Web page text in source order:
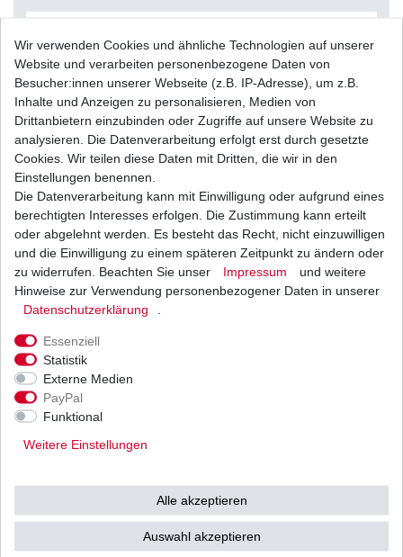
Filter
Ölfilter Hiflo HF621 HF 621 Artic Cat
UVP 11,22 € 9,16 € *
1 Stück | 9,16 € / Stück
inkl. ges. MwSt. zzgl.
Versand
Ab einem Warenwert von
500 Euro versenden wir
53783 Eitorf (
unbedingt Termin
Wir verwenden Cookies und ähnliche Technologien auf unserer
Website und verarbeiten personenbezogene Daten von
Besucher:innen unserer Webseite (z.B. IP-Adresse), um z.B.
Inhalte und Anzeigen zu personalisieren, Medien von
Drittanbietern einzubinden oder Zugriffe auf unsere Website zu
analysieren. Die Datenverarbeitung erfolgt erst durch gesetzte
Cookies. Wir teilen diese Daten mit Dritten, die wir in den
Einstellungen benennen.
Die Datenverarbeitung kann mit Einwilligung oder aufgrund eines
berechtigten Interesses erfolgen. Die Zustimmung kann erteilt
oder abgelehnt werden. Es besteht das Recht, nicht einzuwilligen
und die Einwilligung zu einem späteren Zeitpunkt zu ändern oder
zu widerrufen. Beachten Sie unser
Impressum
und weitere
Hinweise zur Verwendung personenbezogener Daten in unserer
Daten­schutz­erklärung
Essenziell
Statistik
Externe Medien
PayPal
Funktional
Weitere Einstellungen
Alle akzeptieren
Auswahl akzeptieren